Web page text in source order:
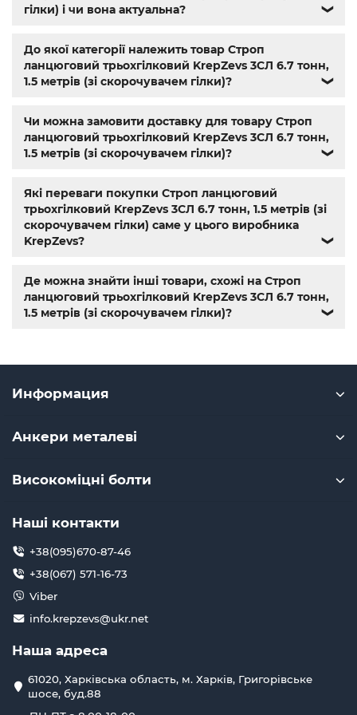
шаг 1,болт м9,болт м 24,din 6325
din
крепёжный магазин,гайки купить,метизы оптом
крепеж харьков,крепежи магазин,магазин болтов,
гайки и болты,болты харьков ,болты гайки шайбы
крепежные изделия,купить винты,болты киев,болты
нержавейка,болты с гайкой,болт нержавійка, купить
болт м8,болт м8 нержавейка,купить болт м 10
купить
гілки) і чи вона актуальна?
❯
До якої категорії належить товар Строп
ланцюговий трьохгілковий KrepZevs 3СЛ 6.7 тонн,
1.5 метрів (зі скорочувачем гілки)?
❯
Чи можна замовити доставку для товару Строп
ланцюговий трьохгілковий KrepZevs 3СЛ 6.7 тонн,
1.5 метрів (зі скорочувачем гілки)?
❯
Які переваги покупки Строп ланцюговий
трьохгілковий KrepZevs 3СЛ 6.7 тонн, 1.5 метрів (зі
скорочувачем гілки) саме у цього виробника
KrepZevs?
❯
Де можна знайти інші товари, схожі на Строп
ланцюговий трьохгілковий KrepZevs 3СЛ 6.7 тонн,
1.5 метрів (зі скорочувачем гілки)?
❯
Информация
Анкери металеві
Високоміцні болти
Наші контакти
+38(095)670-87-46
+38(067) 571-16-73
Viber
info.krepzevs@ukr.net
Наша адреса
61020, Харківська область, м. Харків, Григорівське
шосе, буд.88